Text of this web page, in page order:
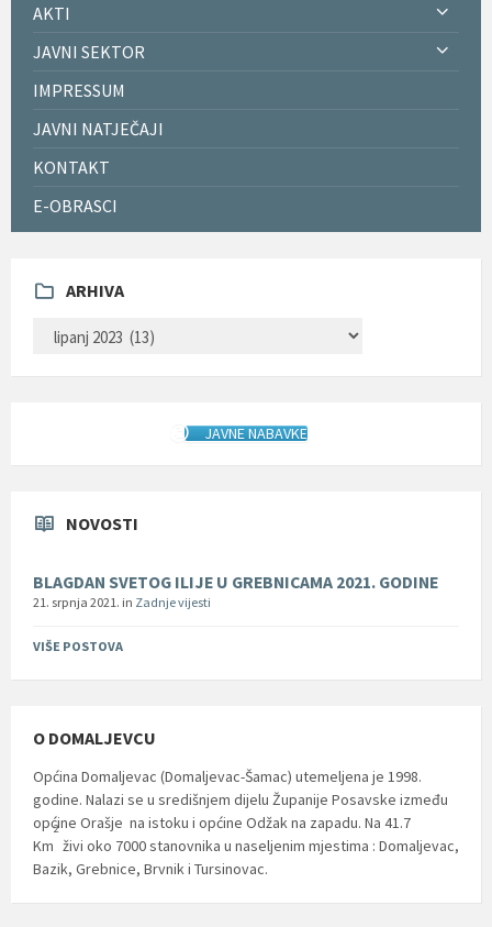
AKTI
JAVNI SEKTOR
IMPRESSUM
JAVNI NATJEČAJI
KONTAKT
E-OBRASCI
ARHIVA
JAVNE NABAVKE
NOVOSTI
BLAGDAN SVETOG ILIJE U GREBNICAMA 2021. GODINE
21. srpnja 2021. in Zadnje vijesti
VIŠE POSTOVA
O DOMALJEVCU
Općina Domaljevac (Domaljevac-Šamac) utemeljena je 1998.
godine. Nalazi se u središnjem dijelu Županije Posavske između
općine Orašje na istoku i općine Odžak na zapadu. Na 41.7
Km
2
živi oko 7000 stanovnika u naseljenim mjestima : Domaljevac,
Bazik, Grebnice, Brvnik i Tursinovac.